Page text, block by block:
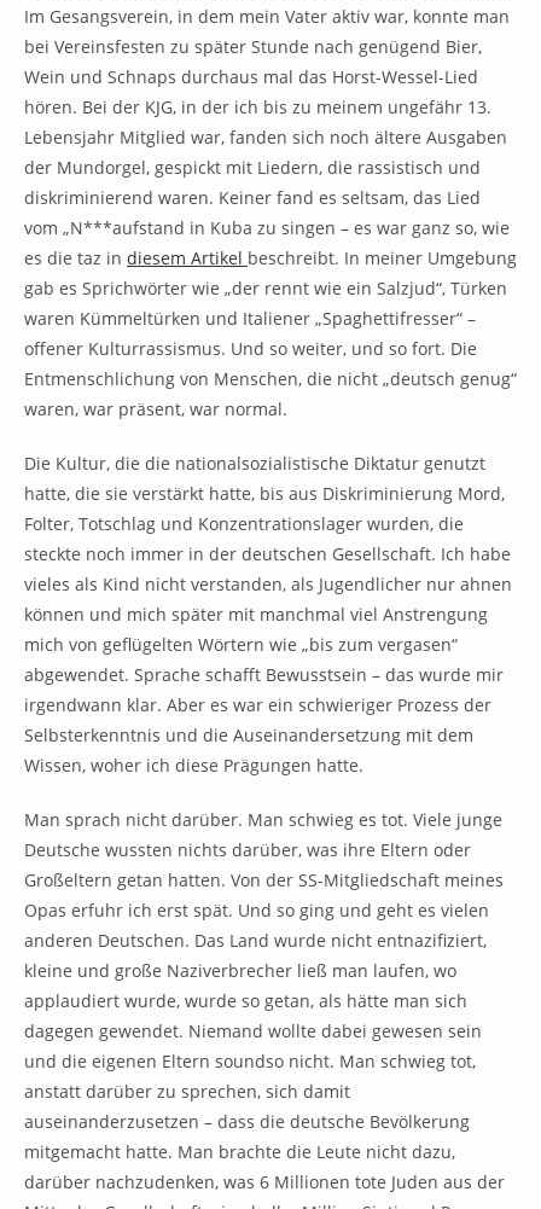
Im Gesangsverein, in dem mein Vater aktiv war, konnte man
bei Vereinsfesten zu später Stunde nach genügend Bier,
Wein und Schnaps durchaus mal das Horst-Wessel-Lied
hören. Bei der KJG, in der ich bis zu meinem ungefähr 13.
Lebensjahr Mitglied war, fanden sich noch ältere Ausgaben
der Mundorgel, gespickt mit Liedern, die rassistisch und
diskriminierend waren. Keiner fand es seltsam, das Lied
vom „N***aufstand in Kuba zu singen – es war ganz so, wie
es die taz in diesem Artikel beschreibt. In meiner Umgebung
gab es Sprichwörter wie „der rennt wie ein Salzjud“, Türken
waren Kümmeltürken und Italiener „Spaghettifresser“ –
offener Kulturrassismus. Und so weiter, und so fort. Die
Entmenschlichung von Menschen, die nicht „deutsch genug“
waren, war präsent, war normal.
Die Kultur, die die nationalsozialistische Diktatur genutzt
hatte, die sie verstärkt hatte, bis aus Diskriminierung Mord,
Folter, Totschlag und Konzentrationslager wurden, die
steckte noch immer in der deutschen Gesellschaft. Ich habe
vieles als Kind nicht verstanden, als Jugendlicher nur ahnen
können und mich später mit manchmal viel Anstrengung
mich von geflügelten Wörtern wie „bis zum vergasen“
abgewendet. Sprache schafft Bewusstsein – das wurde mir
irgendwann klar. Aber es war ein schwieriger Prozess der
Selbsterkenntnis und die Auseinandersetzung mit dem
Wissen, woher ich diese Prägungen hatte.
Man sprach nicht darüber. Man schwieg es tot. Viele junge
Deutsche wussten nichts darüber, was ihre Eltern oder
Großeltern getan hatten. Von der SS-Mitgliedschaft meines
Opas erfuhr ich erst spät. Und so ging und geht es vielen
anderen Deutschen. Das Land wurde nicht entnazifiziert,
kleine und große Naziverbrecher ließ man laufen, wo
applaudiert wurde, wurde so getan, als hätte man sich
dagegen gewendet. Niemand wollte dabei gewesen sein
und die eigenen Eltern soundso nicht. Man schwieg tot,
anstatt darüber zu sprechen, sich damit
auseinanderzusetzen – dass die deutsche Bevölkerung
mitgemacht hatte. Man brachte die Leute nicht dazu,
darüber nachzudenken, was 6 Millionen tote Juden aus der